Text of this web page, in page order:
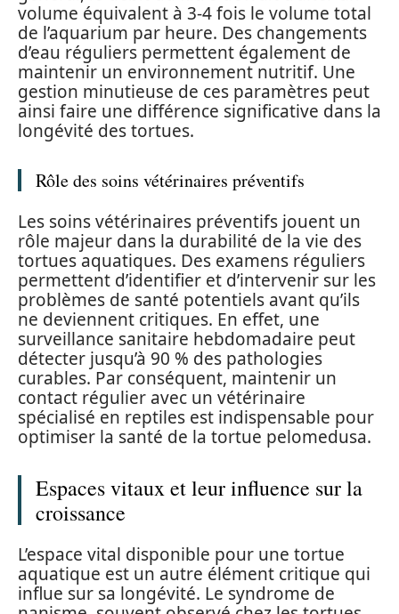
volume équivalent à 3-4 fois le volume total
de l’aquarium par heure. Des changements
d’eau réguliers permettent également de
maintenir un environnement nutritif. Une
gestion minutieuse de ces paramètres peut
ainsi faire une différence significative dans la
longévité des tortues.
Rôle des soins vétérinaires préventifs
Les soins vétérinaires préventifs jouent un
rôle majeur dans la durabilité de la vie des
tortues aquatiques. Des examens réguliers
permettent d’identifier et d’intervenir sur les
problèmes de santé potentiels avant qu’ils
ne deviennent critiques. En effet, une
surveillance sanitaire hebdomadaire peut
détecter jusqu’à 90 % des pathologies
curables. Par conséquent, maintenir un
contact régulier avec un vétérinaire
spécialisé en reptiles est indispensable pour
optimiser la santé de la tortue pelomedusa.
Espaces vitaux et leur influence sur la
croissance
L’espace vital disponible pour une tortue
aquatique est un autre élément critique qui
influe sur sa longévité. Le syndrome de